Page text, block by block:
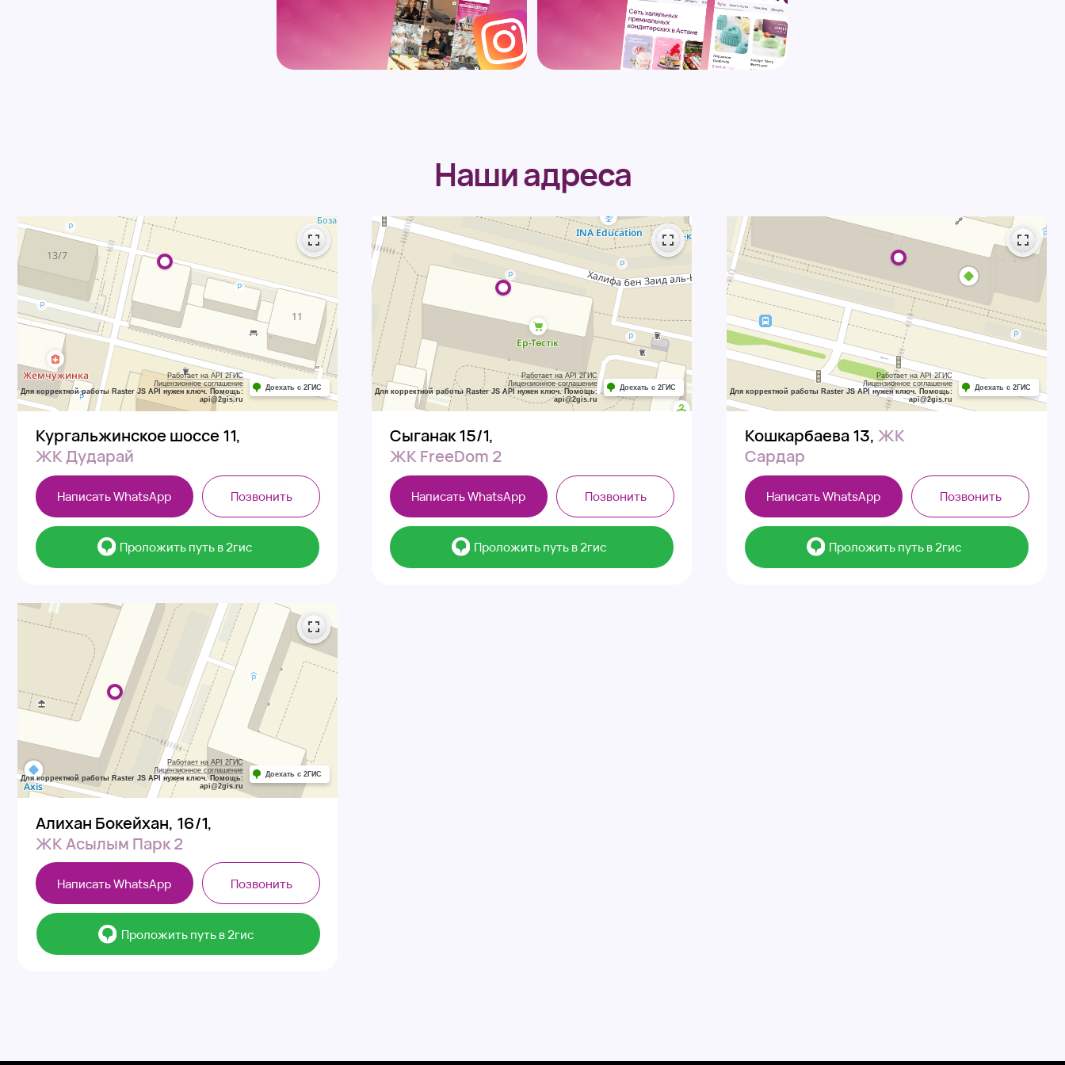
Кургальжинское шоссе 11,
ЖК Дударай
Написать WhatsApp Позвонить
Сыганак 15/1,
ЖК FreeDom 2
Написать WhatsApp
Кошкарбаева 13,ЖК
Сардар
Написать WhatsApp
Алихан Бокейхан, 16/1,
ЖК Асылым Парк 2
Написать WhatsApp
Позвонить Позвонить
Позвонить
⠀⠀Проложить путь в 2гис ⠀⠀Проложить путь в 2гис ⠀⠀Проложить путь в 2гис
⠀⠀Проложить путь в 2гис